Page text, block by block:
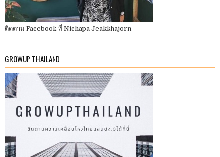
ติดตาม Facebook ที่ Nichapa Jeakkhajorn
GROWUP THAILAND